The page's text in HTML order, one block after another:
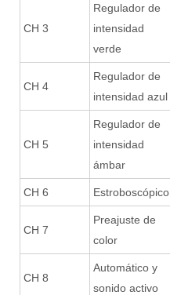
CH 3
Regulador de
intensidad
verde
CH 4
Regulador de
intensidad azul
CH 5
Regulador de
intensidad
ámbar
CH 6 Estroboscópico
CH 7
Preajuste de
color
CH 8
Automático y
sonido activo